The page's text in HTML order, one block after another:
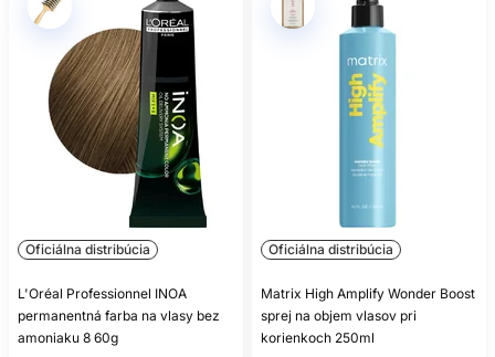
Oficiálna distribúcia
L'Oréal Professionnel INOA
permanentná farba na vlasy bez
amoniaku 8 60g
Oficiálna distribúcia
Matrix High Amplify Wonder Boost
sprej na objem vlasov pri
korienkoch 250ml